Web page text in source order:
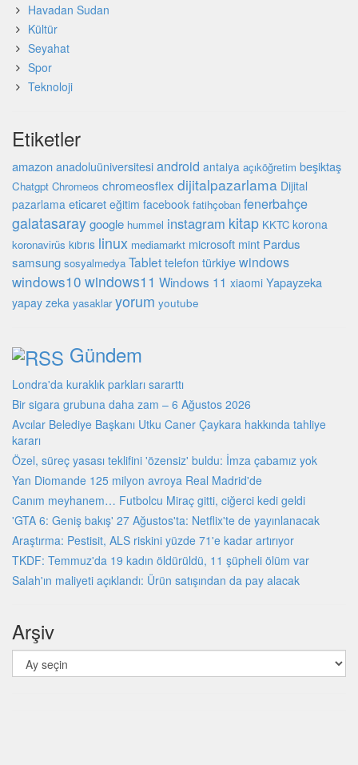
Havadan Sudan
Kültür
Seyahat
Spor
Teknoloji
Etiketler
amazon anadoluüniversitesi android antalya açıköğretim beşiktaş
Chatgpt Chromeos chromeosflex dijitalpazarlama Dijital
pazarlama eticaret eğitim facebook fatihçoban fenerbahçe
galatasaraygoogle hummel instagram kitap KKTC korona
koronavirüs kıbrıs linux mediamarkt microsoft mint Pardus
samsung sosyalmedya Tablet telefon türkiyewindows
windows10 windows11 Windows 11 xiaomi Yapayzeka
yapay zeka yasaklar yorum youtube
Gündem
Londra'da kuraklık parkları sararttı
Bir sigara grubuna daha zam – 6 Ağustos 2026
Avcılar Belediye Başkanı Utku Caner Çaykara hakkında tahliye
kararı
Özel, süreç yasası teklifini 'özensiz' buldu: İmza çabamız yok
Yan Diomande 125 milyon avroya Real Madrid'de
Canım meyhanem… Futbolcu Miraç gitti, ciğerci kedi geldi
'GTA 6: Geniş bakış' 27 Ağustos'ta: Netflix'te de yayınlanacak
Araştırma: Pestisit, ALS riskini yüzde 71'e kadar artırıyor
TKDF: Temmuz'da 19 kadın öldürüldü, 11 şüpheli ölüm var
Salah'ın maliyeti açıklandı: Ürün satışından da pay alacak
Arşiv
Arşiv